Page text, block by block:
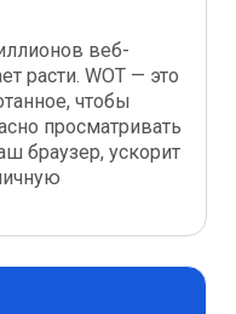
веб-
расти. WOT — это
чтобы
просматривать
браузер, ускорит